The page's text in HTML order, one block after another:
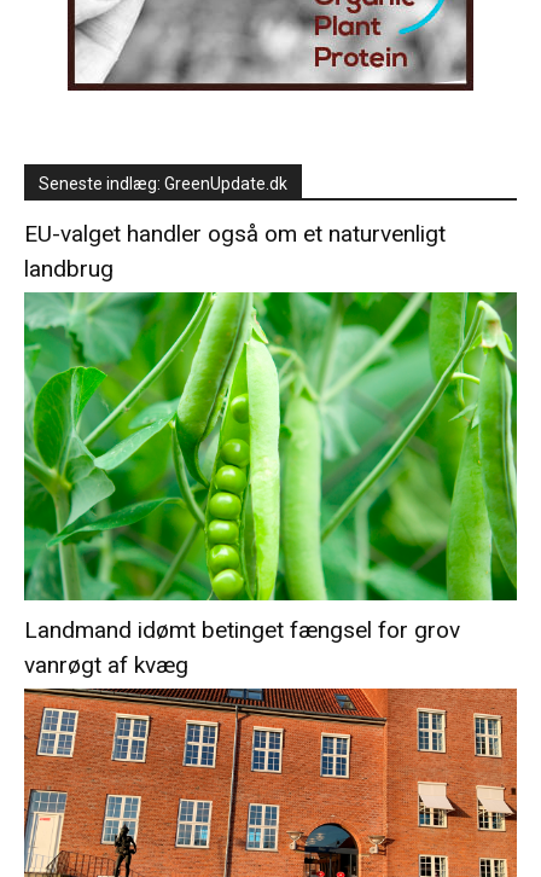
Seneste indlæg: GreenUpdate.dk
EU-valget handler også om et naturvenligt
landbrug
Landmand idømt betinget fængsel for grov
vanrøgt af kvæg